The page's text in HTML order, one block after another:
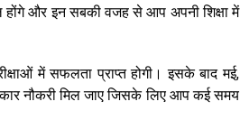
और इन सबकी वजह से आप अपनी शिक्षा में
में सफलता प्राप्त होगी। इसके बाद मई,
नौकरी मिल जाए जिसके लिए आप कई समय